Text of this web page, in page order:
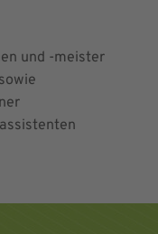
und -meister